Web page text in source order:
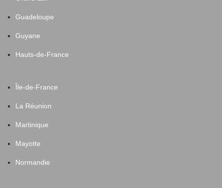
Guadeloupe
Guyane
Hauts-de-France
Île-de-France
La Réunion
Martinique
Mayotte
Normandie